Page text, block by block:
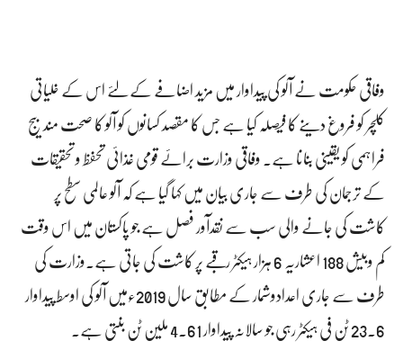
وفاقی حکومت نے آلو کی پیداوار میں مزید اضافے کے لئے اس کے خلیاتی
کلچر کو فروغ دینے کا فیصلہ کیا ہے جس کا مقصد کسانوں کو آلو کا صحت مند بیج
فراہمی کو یقینی بنانا ہے۔ وفاقی وزارت برائے قومی غذائی تحفظ و تحقیقات
کے ترجمان کی طرف سے جاری بیان میں کہا گیا ہے کہ آلو عالمی سطح پر
کاشت کی جانے والی سب سے نقدآور فصل ہے جو پاکستان میں اس وقت
کم وبیش 188 اعشاریہ 6 ہزار ہیکٹر رقبے پر کاشت کی جاتی ہے۔وزارت کی
طرف سے جاری اعدادوشمار کے مطابق سال 2019ءمیں آلو کی اوسط پیداوار
23.6 ٹن فی ہیکٹر رہی جو سالانہ پیداوار 4.61 ملین ٹن بنتی ہے۔